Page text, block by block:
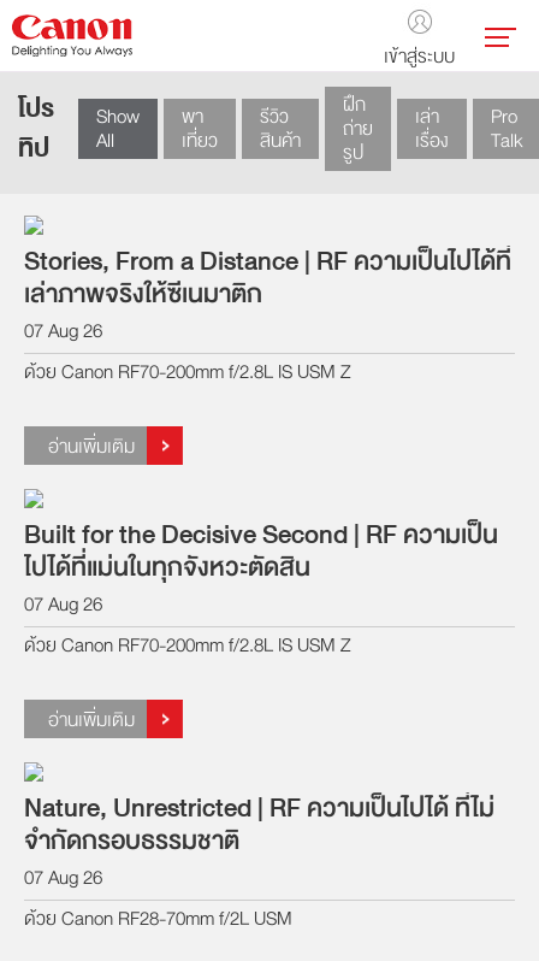
เข้าสู่ระบบ
โปร
ทิป
Show
All
พา
เที่ยว
รีวิว
สินค้า
ฝึก
ถ่าย
รูป
เล่า
เรื่อง
Pro
Talk
Stories, From a Distance | RF ความเป็นไปได้ที่
เล่าภาพจริงให้ซีเนมาติก
07 Aug 26
ด้วย Canon RF70-200mm f/2.8L IS USM Z
อ่านเพิ่มเติม
Built for the Decisive Second | RF ความเป็น
ไปได้ที่แม่นในทุกจังหวะตัดสิน
07 Aug 26
ด้วย Canon RF70-200mm f/2.8L IS USM Z
อ่านเพิ่มเติม
Nature, Unrestricted | RF ความเป็นไปได้ ที่ไม่
จำกัดกรอบธรรมชาติ
07 Aug 26
ด้วย Canon RF28-70mm f/2L USM